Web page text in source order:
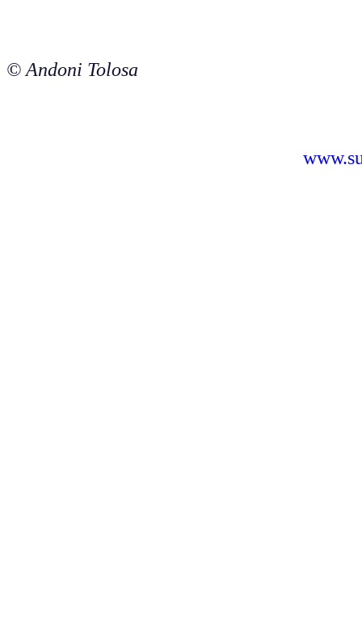
© Andoni Tolosa